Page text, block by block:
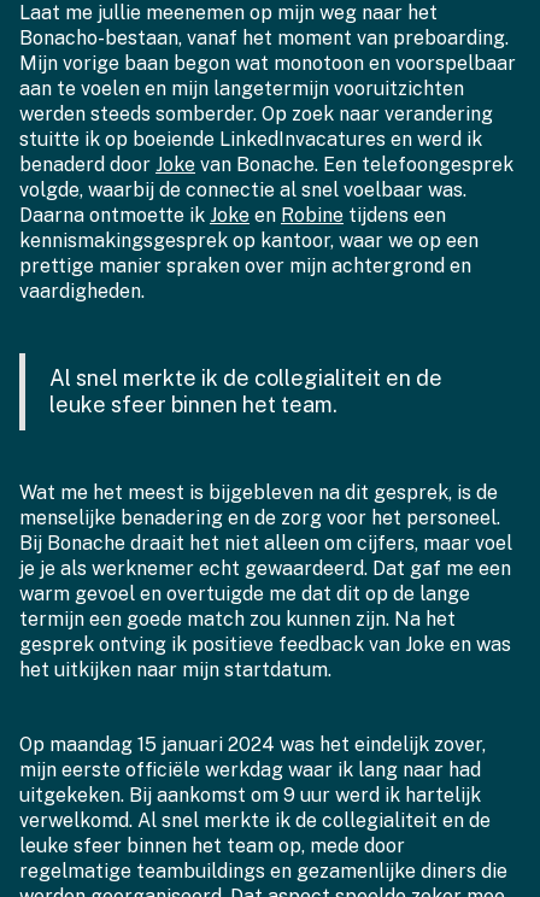
Laat me jullie meenemen op mijn weg naar het
Bonacho-bestaan, vanaf het moment van preboarding.
Mijn vorige baan begon wat monotoon en voorspelbaar
aan te voelen en mijn langetermijn vooruitzichten
werden steeds somberder. Op zoek naar verandering
stuitte ik op boeiende LinkedInvacatures en werd ik
benaderd door Joke van Bonache. Een telefoongesprek
volgde, waarbij de connectie al snel voelbaar was.
Daarna ontmoette ik Joke en Robine tijdens een
kennismakingsgesprek op kantoor, waar we op een
prettige manier spraken over mijn achtergrond en
vaardigheden.
Al snel merkte ik de collegialiteit en de
leuke sfeer binnen het team.
Wat me het meest is bijgebleven na dit gesprek, is de
menselijke benadering en de zorg voor het personeel.
Bij Bonache draait het niet alleen om cijfers, maar voel
je je als werknemer echt gewaardeerd. Dat gaf me een
warm gevoel en overtuigde me dat dit op de lange
termijn een goede match zou kunnen zijn. Na het
gesprek ontving ik positieve feedback van Joke en was
het uitkijken naar mijn startdatum.
Op maandag 15 januari 2024 was het eindelijk zover,
mijn eerste officiële werkdag waar ik lang naar had
uitgekeken. Bij aankomst om 9 uur werd ik hartelijk
verwelkomd. Al snel merkte ik de collegialiteit en de
leuke sfeer binnen het team op, mede door
regelmatige teambuildings en gezamenlijke diners die